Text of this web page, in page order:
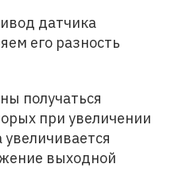
датчика
его разность
получаться
при увеличении
увеличивается
выходной